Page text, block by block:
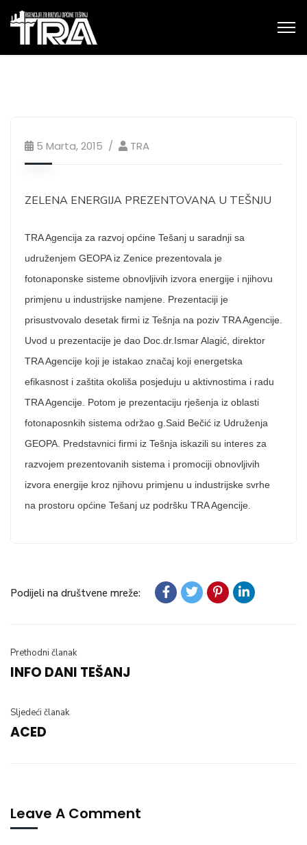
5 Marta, 2015 TRA
ZELENA ENERGIJA PREZENTOVANA U TEŠNJU
TRA Agencija za razvoj općine Tešanj u saradnji sa
udruženjem GEOPA iz Zenice prezentovala je
fotonaponske sisteme obnovljivih izvora energije i njihovu
primjenu u industrijske namjene. Prezentaciji je
prisustvovalo desetak firmi iz Tešnja na poziv TRA Agencije.
Uvod u prezentacije je dao Doc.dr.Ismar Alagić, direktor
TRA Agencije koji je istakao značaj koji energetska
efikasnost i zaštita okoliša posjeduju u aktivnostima i radu
TRA Agencije. Potom je prezentaciju rješenja iz oblasti
fotonaposnkih sistema održao g.Said Bečić iz Udruženja
GEOPA. Predstavnici firmi iz Tešnja iskazili su interes za
razvojem prezentovanih sistema i promociji obnovljivih
izvora energije kroz njihovu primjenu u industrijske svrhe
na prostoru općine Tešanj uz podršku TRA Agencije.
Podijeli na društvene mreže:
Prethodni članak
INFO DANI TEŠANJ
Sljedeći članak
ACED
Leave A Comment